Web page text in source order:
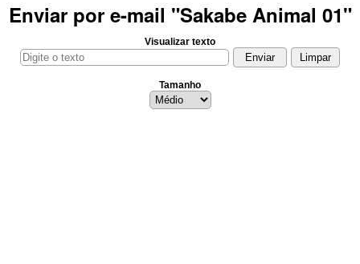
Enviar por e-mail "Sakabe Animal 01"
Visualizar texto
Tamanho